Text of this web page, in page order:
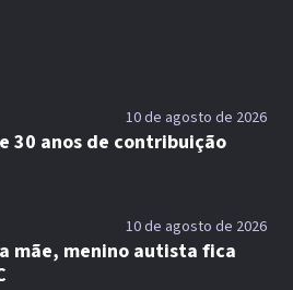
10 de agosto de 2026
30 anos de contribuição
10 de agosto de 2026
mãe, menino autista fica